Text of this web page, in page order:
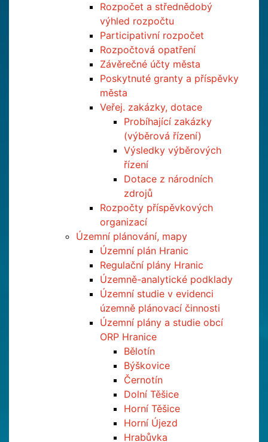
Rozpočet a střednědobý
výhled rozpočtu
Participativní rozpočet
Rozpočtová opatření
Závěrečné účty města
Poskytnuté granty a příspěvky
města
Veřej. zakázky, dotace
Probíhající zakázky
(výběrová řízení)
Výsledky výběrových
řízení
Dotace z národních
zdrojů
Rozpočty příspěvkových
organizací
Územní plánování, mapy
Územní plán Hranic
Regulační plány Hranic
Územně-analytické podklady
Územní studie v evidenci
územně plánovací činnosti
Územní plány a studie obcí
ORP Hranice
Bělotín
Býškovice
Černotín
Dolní Těšice
Horní Těšice
Horní Újezd
Hrabůvka